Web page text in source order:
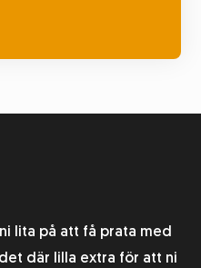
lita på att få prata med
där lilla extra för att ni